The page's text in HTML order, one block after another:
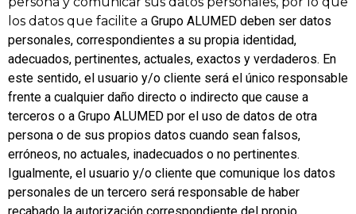
los datos que facilite a Grupo ALUMED deben ser datos
personales, correspondientes a su propia identidad,
adecuados, pertinentes, actuales, exactos y verdaderos. En
este sentido, el usuario y/o cliente será el único responsable
frente a cualquier daño directo o indirecto que cause a
terceros o a Grupo ALUMED por el uso de datos de otra
persona o de sus propios datos cuando sean falsos,
erróneos, no actuales, inadecuados o no pertinentes.
Igualmente, el usuario y/o cliente que comunique los datos
personales de un tercero será responsable de haber
recabado la autorización correspondiente del propio